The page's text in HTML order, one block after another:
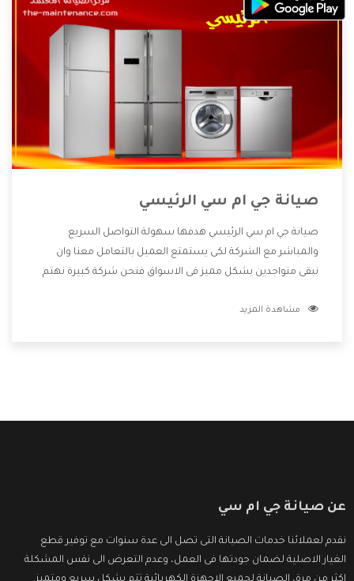
صيانة جي ام سي الرئيسي
صيانة جي ام سي الرئيسي هدفها سهولة التواصل السريع
والمباشر مع الشركة لكى يستمتع العميل بالتعامل معنا وان
نبقى متواجدين بشكل مميز فى الاسواق فنحن شركة كبيرة نهتم
الشركة بها والتى تكون منها خدمة الصيانة التى تكون من أهم
مشاهدة المزيد
عن صيانة جي ام سي
نقدم لعملائنا خدمات الصيانة التى تصل الى عدة سنوات مع توفير قطع
الغيار الاصلية لضمان جودتها فى العمل، وعدم التعرض الى نفس المشكلة